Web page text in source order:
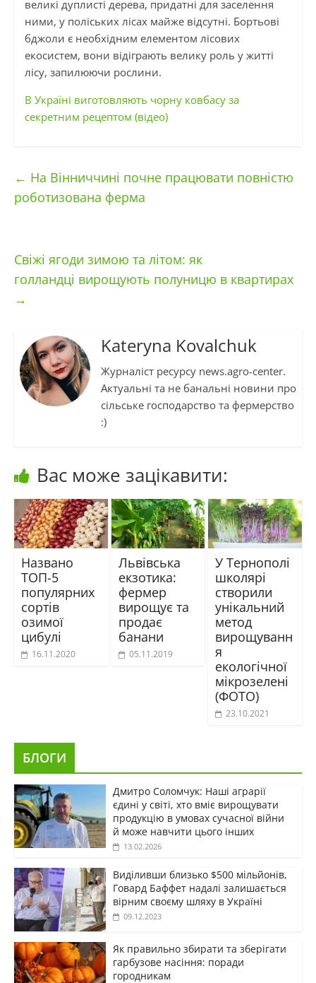
великі дуплисті дерева, придатні для заселення
ними, у поліських лісах майже відсутні. Бортьові
бджоли є необхідним елементом лісових
екосистем, вони відіграють велику роль у житті
лісу, запилюючи рослини.
В Україні виготовляють чорну ковбасу за
секретним рецептом (відео)
← На Вінниччині почне працювати повністю
роботизована ферма
Свіжі ягоди зимою та літом: як
голландці вирощують полуницю в квартирах
→
Kateryna Kovalchuk
Журналіст ресурсу news.agro-center.
Актуальні та не банальні новини про
сільське господарство та фермерство
:)
Вас може зацікавити:
Названо
ТОП-5
популярних
сортів
озимої
цибулі
16.11.2020
Львівська
екзотика:
фермер
вирощує та
продає
банани
05.11.2019
У Тернополі
школярі
створили
унікальний
метод
вирощуванн
я
екологічної
мікрозелені
(ФОТО)
23.10.2021
БЛОГИ
Дмитро Соломчук: Наші аграрії
єдині у світі, хто вміє вирощувати
продукцію в умовах сучасної війни
й може навчити цього інших
13.02.2026
Виділивши близько $500 мільйонів,
Говард Баффет надалі залишається
вірним своєму шляху в Україні
09.12.2023
Як правильно збирати та зберігати
гарбузове насіння: поради
городникам